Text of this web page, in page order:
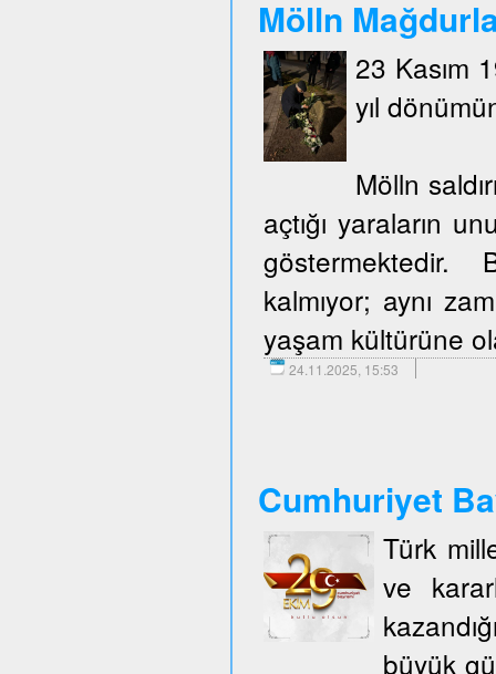
Mölln
23 Kasım
yıl
Mölln
açtığı yaraların
göstermektedir.
kalmıyor; aynı
yaşam kültürüne
24.11.2025, 15:53
Cumhuriyet
Türk
ve
büyük